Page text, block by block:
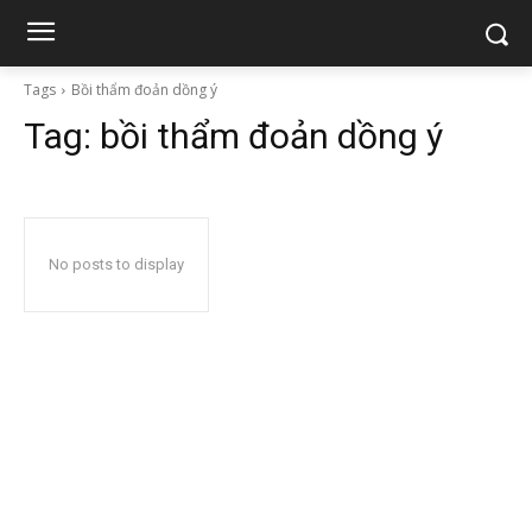
Tags Bồi thẩm đoản dồng ý
Tag: bồi thẩm đoản dồng ý
No posts to display